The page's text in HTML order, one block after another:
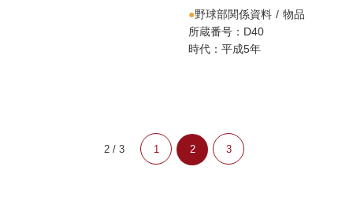
野球部関係資料
物品
所蔵番号：D40
時代：平成5年
2 / 3 1 2 3